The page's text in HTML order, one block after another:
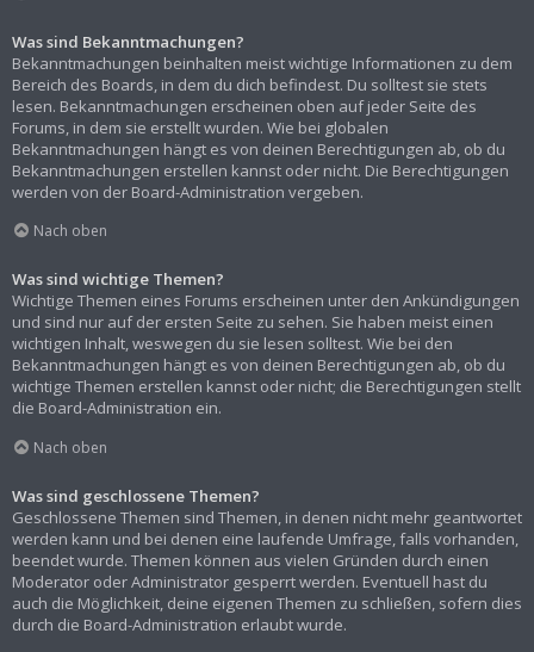
Was sind Bekanntmachungen?
Bekanntmachungen beinhalten meist wichtige Informationen zu dem
Bereich des Boards, in dem du dich befindest. Du solltest sie stets
lesen. Bekanntmachungen erscheinen oben auf jeder Seite des
Forums, in dem sie erstellt wurden. Wie bei globalen
Bekanntmachungen hängt es von deinen Berechtigungen ab, ob du
Bekanntmachungen erstellen kannst oder nicht. Die Berechtigungen
werden von der Board-Administration vergeben.
Nach oben
Was sind wichtige Themen?
Wichtige Themen eines Forums erscheinen unter den Ankündigungen
und sind nur auf der ersten Seite zu sehen. Sie haben meist einen
wichtigen Inhalt, weswegen du sie lesen solltest. Wie bei den
Bekanntmachungen hängt es von deinen Berechtigungen ab, ob du
wichtige Themen erstellen kannst oder nicht; die Berechtigungen stellt
die Board-Administration ein.
Nach oben
Was sind geschlossene Themen?
Geschlossene Themen sind Themen, in denen nicht mehr geantwortet
werden kann und bei denen eine laufende Umfrage, falls vorhanden,
beendet wurde. Themen können aus vielen Gründen durch einen
Moderator oder Administrator gesperrt werden. Eventuell hast du
auch die Möglichkeit, deine eigenen Themen zu schließen, sofern dies
durch die Board-Administration erlaubt wurde.